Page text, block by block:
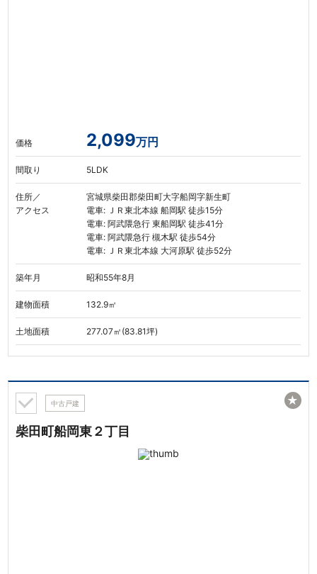
価格 2,099万円
間取り 5LDK
住所／
アクセス
宮城県柴田郡柴田町大字船岡字新生町
電車: ＪＲ東北本線 船岡駅 徒歩15分
電車: 阿武隈急行 東船岡駅 徒歩41分
電車: 阿武隈急行 槻木駅 徒歩54分
電車: ＪＲ東北本線 大河原駅 徒歩52分
築年月 昭和55年8月
建物面積 132.9㎡
土地面積 277.07㎡(83.81坪)
中古戸建
柴田町船岡東２丁目
★